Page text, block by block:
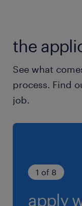
土日祝日
就業時間
（1）9:00-
（2）9:00-
※※お仕事内容
残業
the
See what
process. Find
job.
1 of 8
apply